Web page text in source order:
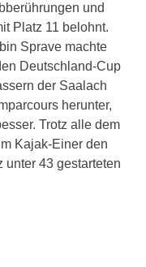
und
Platz 11 belohnt.
Sprave machte
Deutschland-Cup
der Saalach
herunter,
Trotz alle dem
Kajak-Einer den
unter 43 gestarteten